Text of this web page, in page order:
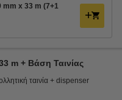
m + Βάση Ταινίας
ταινία + dispenser